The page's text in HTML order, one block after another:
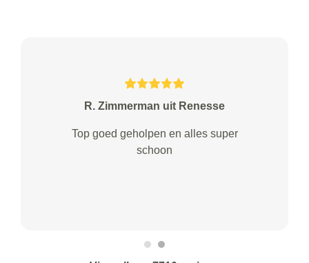
R. Zimmerman uit Renesse
Top goed geholpen en alles super
schoon